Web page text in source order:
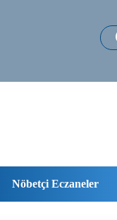
Nöbetçi Eczaneler